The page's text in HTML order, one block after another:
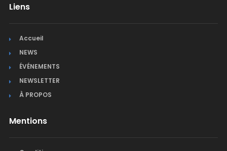
Liens
Accueil
NEWS
ÉVÉNEMENTS
NEWSLETTER
À PROPOS
Mentions